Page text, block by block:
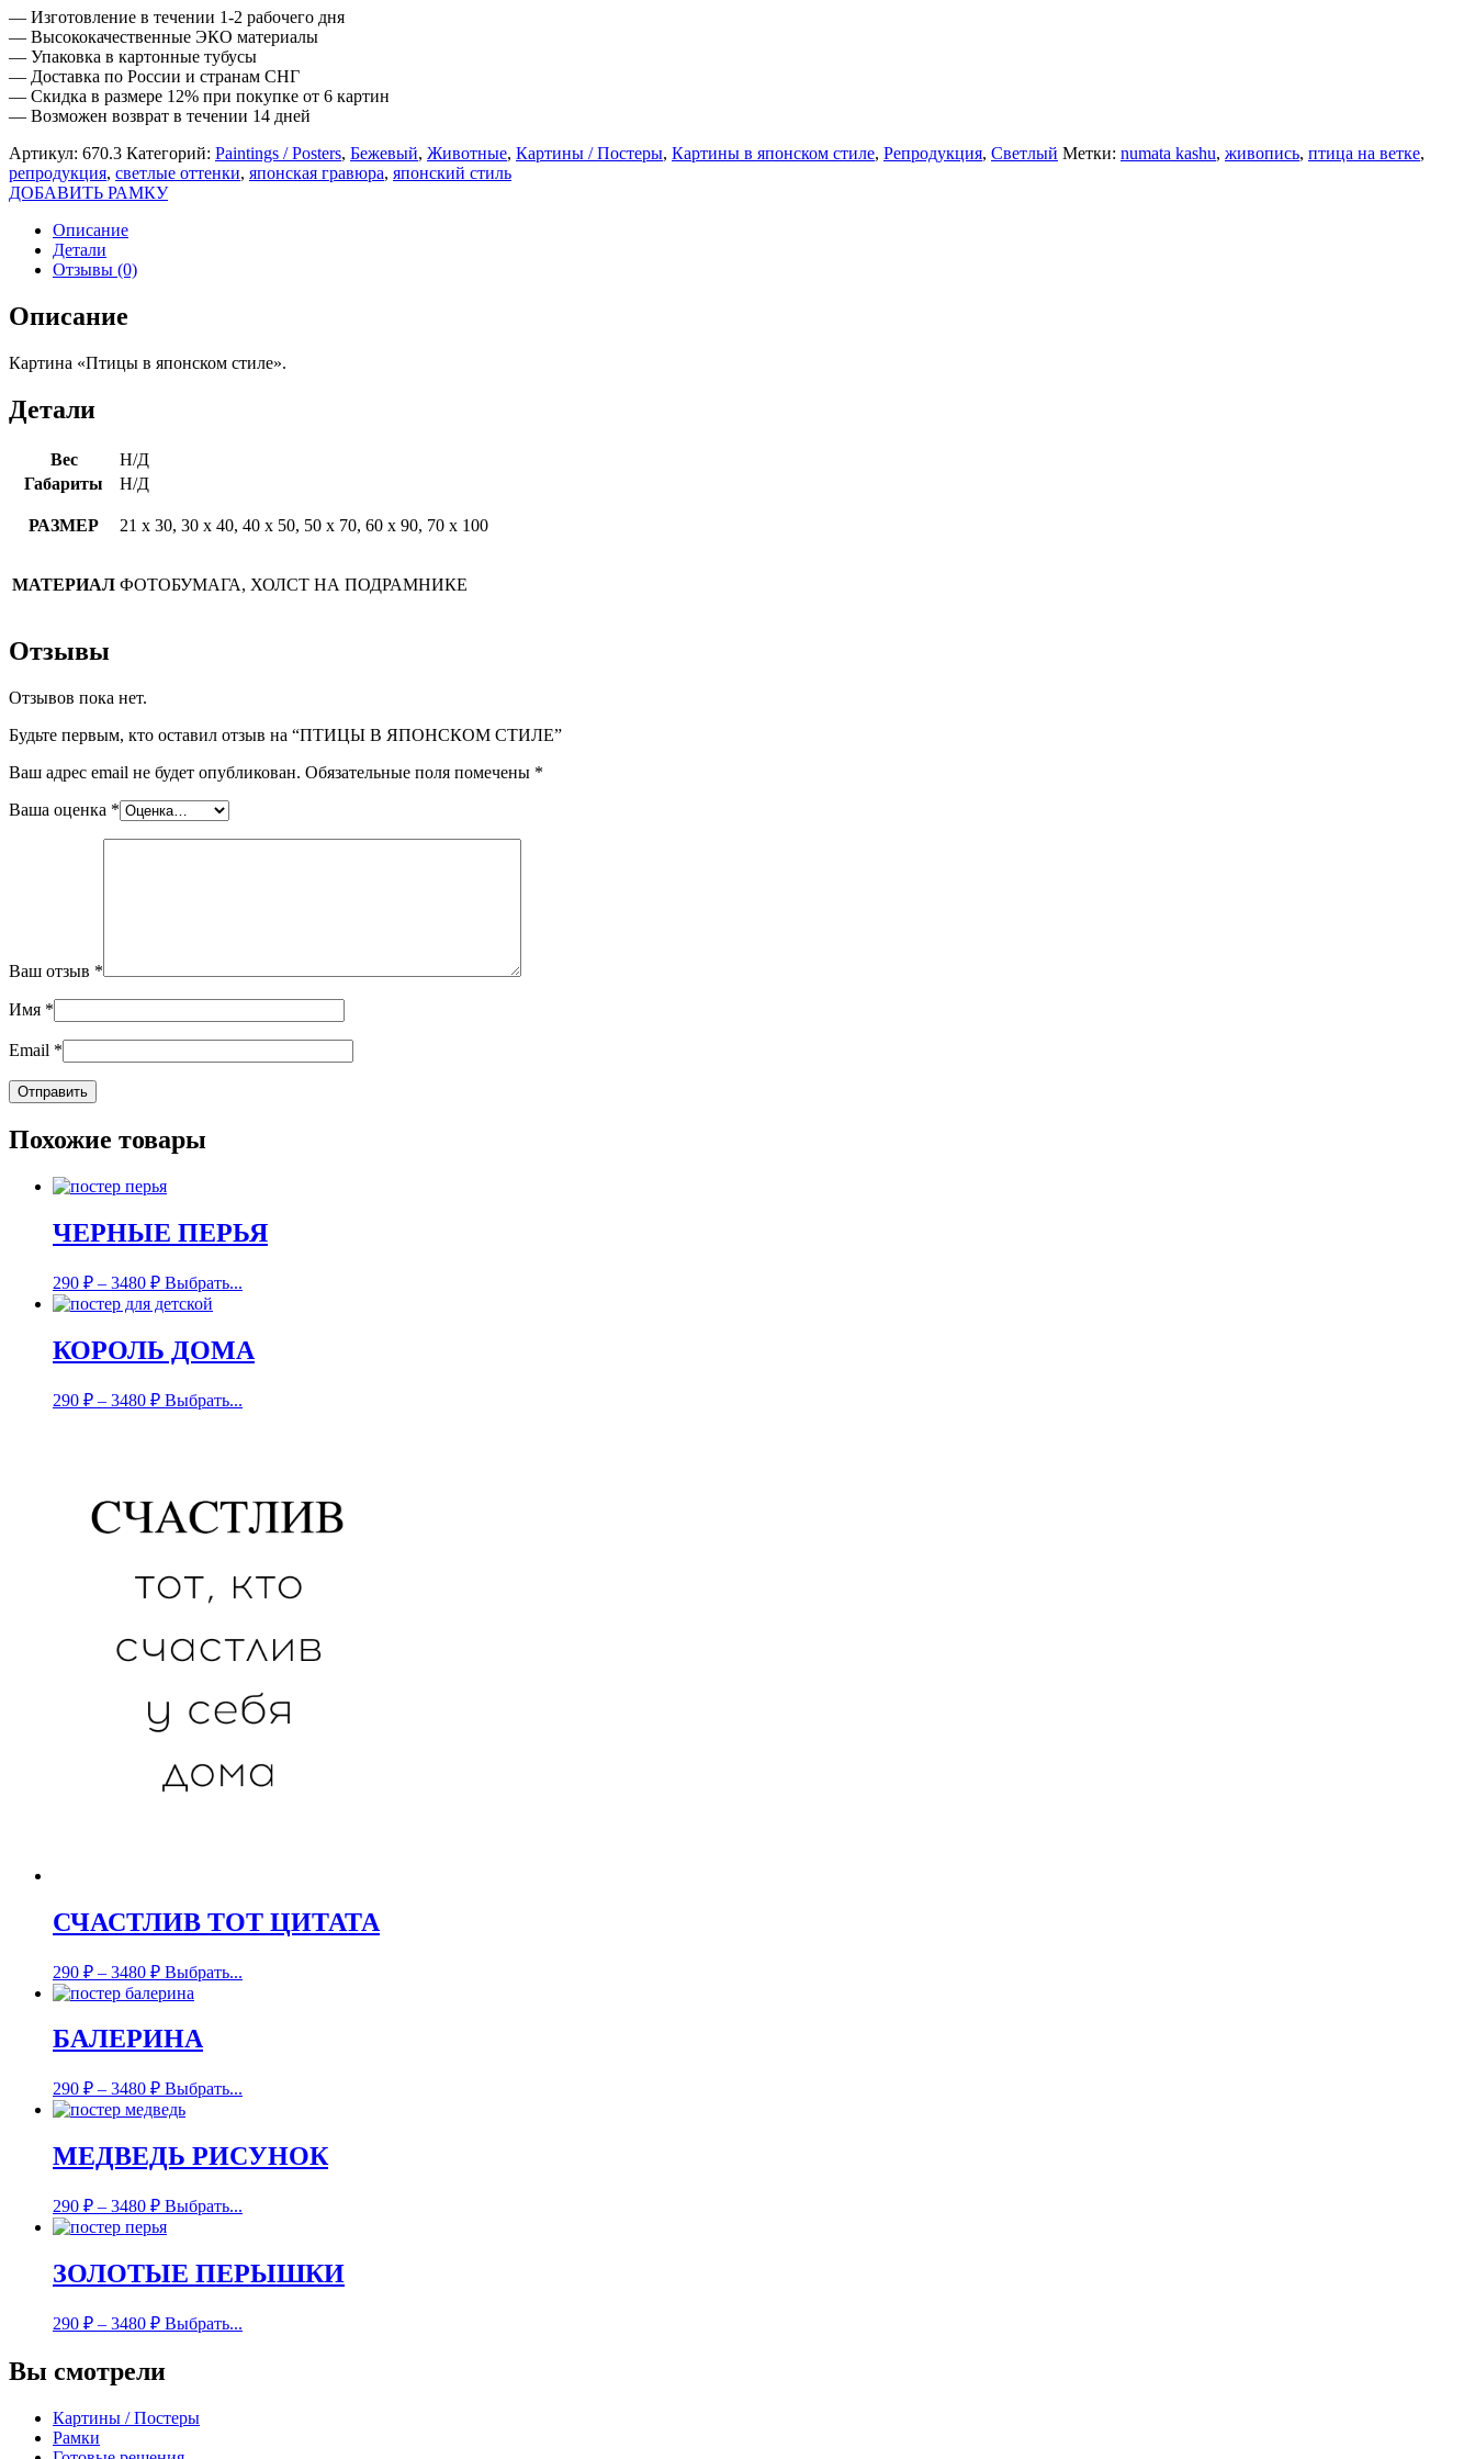
— Изготовление в течении 1-2 рабочего дня
— Высококачественные ЭКО материалы
— Упаковка в картонные тубусы
— Доставка по России и странам СНГ
— Скидка в размере 12% при покупке от 6 картин
— Возможен возврат в течении 14 дней
Артикул: 670.3 Категорий: Paintings / Posters, Бежевый, Животные, Картины / Постеры, Картины в японском стиле, Репродукция, Светлый Метки: numata kashu, живопись, птица на ветке,
репродукция, светлые оттенки, японская гравюра, японский стиль
ДОБАВИТЬ РАМКУ
Описание
Детали
Отзывы (0)
Описание
Картина «Птицы в японском стиле».
Детали
Вес
Н/Д
Габариты
Н/Д
РАЗМЕР 21 х 30, 30 х 40, 40 х 50, 50 х 70, 60 х 90, 70 х 100
МАТЕРИАЛ ФОТОБУМАГА, ХОЛСТ НА ПОДРАМНИКЕ
Отзывы
Отзывов пока нет.
Будьте первым, кто оставил отзыв на “ПТИЦЫ В ЯПОНСКОМ СТИЛЕ”
Ваш адрес email не будет опубликован. Обязательные поля помечены *
Ваша оценка *
Ваш отзыв *
Имя *
Email *
Похожие товары
ЧЕРНЫЕ ПЕРЬЯ
290 ₽ – 3480 ₽ Выбрать...
КОРОЛЬ ДОМА
290 ₽ – 3480 ₽ Выбрать...
СЧАСТЛИВ ТОТ ЦИТАТА
290 ₽ – 3480 ₽ Выбрать...
БАЛЕРИНА
290 ₽ – 3480 ₽ Выбрать...
МЕДВЕДЬ РИСУНОК
290 ₽ – 3480 ₽ Выбрать...
ЗОЛОТЫЕ ПЕРЫШКИ
290 ₽ – 3480 ₽ Выбрать...
Вы смотрели
Картины / Постеры
Рамки